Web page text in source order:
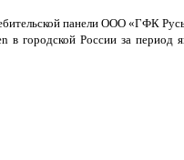
панели ООО «ГФК
в городской России за